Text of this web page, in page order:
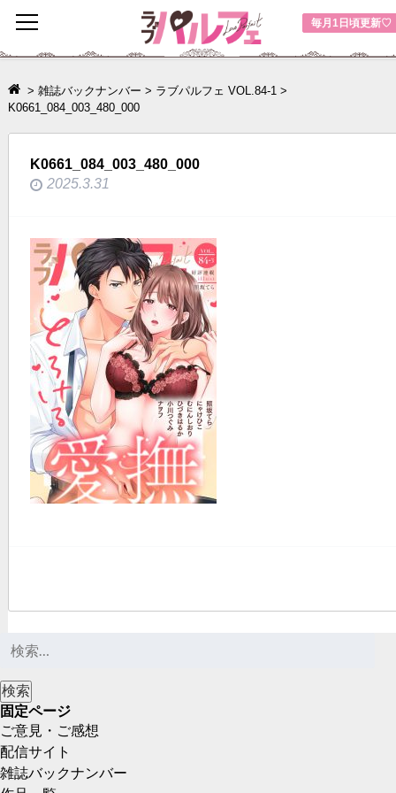
毎月1日頃更新♡
toggle
navigation
> 雑誌バックナンバー > ラブパルフェ VOL.84-1 >
K0661_084_003_480_000
K0661_084_003_480_000
2025.3.31
固定ページ
ご意見・ご感想
配信サイト
雑誌バックナンバー